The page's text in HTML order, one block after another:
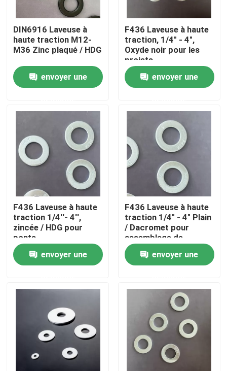
Aperçu
A propos de nous
Visite d'usine
Contrôle de la qualité
Demande de soumission
Machines à laver en acier
DIN6916 Laveuse à
haute traction M12-
M36 Zinc plaqué / HDG
envoyer une
F436 Laveuse à haute
traction, 1/4" - 4",
Oxyde noir pour les
projets
d'infrastructure
envoyer une
F436 Laveuse à haute
traction 1/4''- 4'',
zincée / HDG pour
ponts
envoyer une
F436 Laveuse à haute
traction 1/4" - 4" Plain
/ Dacromet pour
assemblage de
machines lourdes
envoyer une